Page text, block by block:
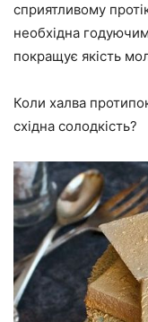
сприятливому
необхідна
покращує якість
Коли халва
східна солодкість?